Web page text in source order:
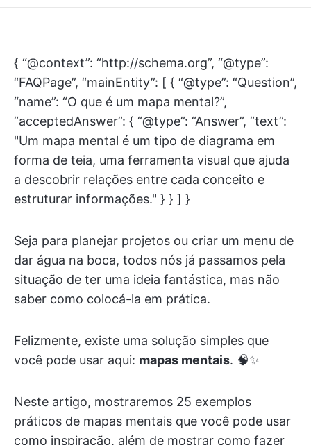
{ “@context”: “http://schema.org”, “@type”:
“FAQPage”, “mainEntity”: [ { “@type”: “Question”,
“name”: “O que é um mapa mental?”,
“acceptedAnswer”: { “@type”: “Answer”, “text”:
"Um mapa mental é um tipo de diagrama em
forma de teia, uma ferramenta visual que ajuda
a descobrir relações entre cada conceito e
estruturar informações." } } ] }
Seja para planejar projetos ou criar um menu de
dar água na boca, todos nós já passamos pela
situação de ter uma ideia fantástica, mas não
saber como colocá-la em prática.
Felizmente, existe uma solução simples que
você pode usar aqui: mapas mentais. 🧠✨
Neste artigo, mostraremos 25 exemplos
práticos de mapas mentais que você pode usar
como inspiração, além de mostrar como fazer